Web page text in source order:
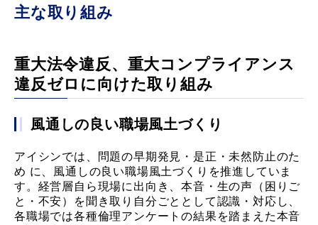
主な取り組み
重大法令違反、重大コンプライアンス
違反ゼロに向けた取り組み
風通しの良い職場風土づくり
アイシンでは、問題の早期発見・是正・未然防止のた
め に、風通しの良い職場風土づくりを推進していま
す。経営層自ら現場に出向き、本音・生の声（困りご
と・不安）を聞き取り自分ごととして認識・対応し、
各職場では各種倫理アンケートの結果を踏まえた本音